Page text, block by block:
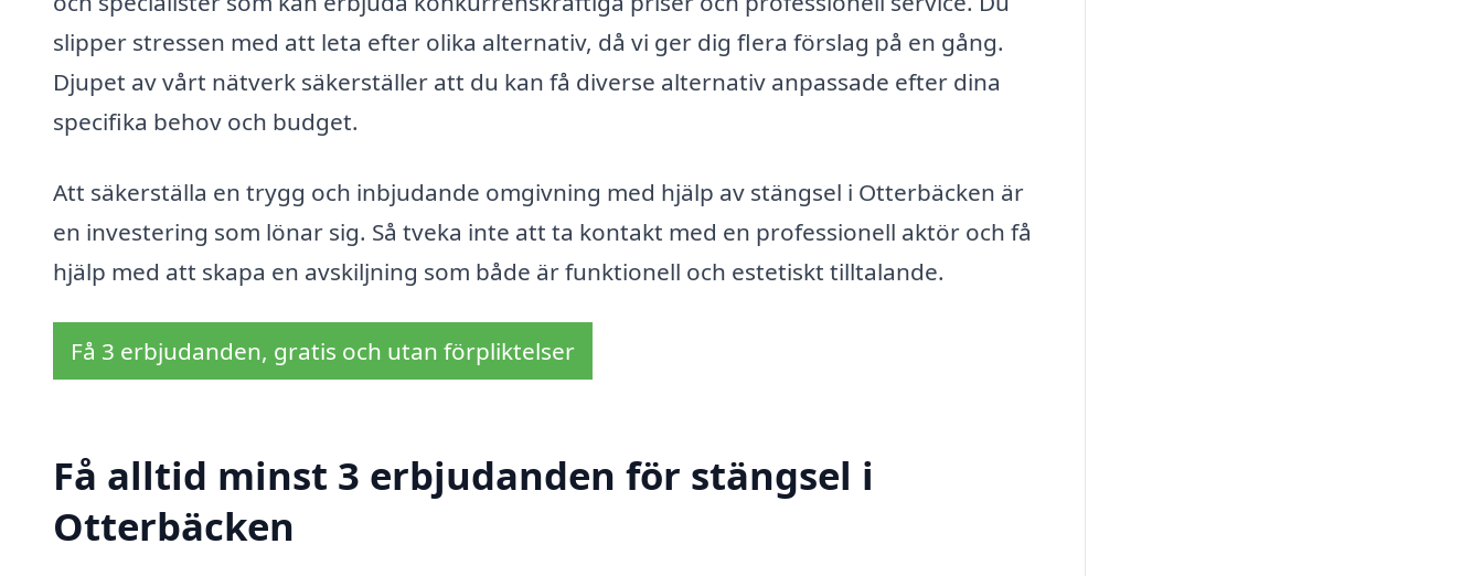
slipper stressen med att leta efter olika alternativ, då vi ger dig flera förslag på en gång.
Djupet av vårt nätverk säkerställer att du kan få diverse alternativ anpassade efter dina
specifika behov och budget.
Att säkerställa en trygg och inbjudande omgivning med hjälp av stängsel i Otterbäcken är
en investering som lönar sig. Så tveka inte att ta kontakt med en professionell aktör och få
hjälp med att skapa en avskiljning som både är funktionell och estetiskt tilltalande.
Få 3 erbjudanden, gratis och utan förpliktelser
Få alltid minst 3 erbjudanden för stängsel i
Otterbäcken